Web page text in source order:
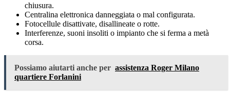
chiusura.
Centralina elettronica danneggiata o mal configurata.
Fotocellule disattivate, disallineate o rotte.
Interferenze, suoni insoliti o impianto che si ferma a metà
corsa.
Possiamo aiutarti anche per assistenza Roger Milano
quartiere Forlanini